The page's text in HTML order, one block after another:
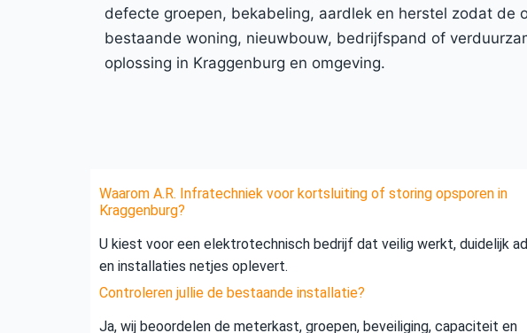
defecte groepen, bekabeling, aardlek en herstel zodat de
bestaande woning, nieuwbouw, bedrijfspand of
oplossing in Kraggenburg en omgeving.
Waarom A.R. Infratechniek voor kortsluiting of storing opsporen in
Kraggenburg?
U kiest voor een elektrotechnisch bedrijf dat veilig werkt, duidelijk
en installaties netjes oplevert.
Controleren jullie de bestaande installatie?
Ja, wij beoordelen de meterkast, groepen, beveiliging, capaciteit en